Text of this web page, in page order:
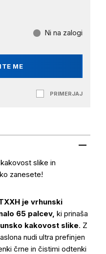
ME
Ni na zalogi
PRIMERJAJ
slike in
zanesete!
je vrhunski
65 palcev, ki prinaša
kakovost slike. Z
nudi ultra prefinjen
črne in čistimi odtenki